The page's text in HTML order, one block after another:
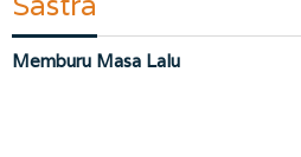
Memburu Masa Lalu